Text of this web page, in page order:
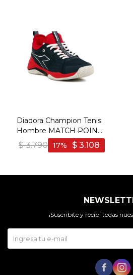
Diadora Champion Tenis
Hombre MATCH POINT
NAVY-RED - Marino-Rojo
$ 3.790 $ 3.108
17
¡Suscribite y recibí todas
 